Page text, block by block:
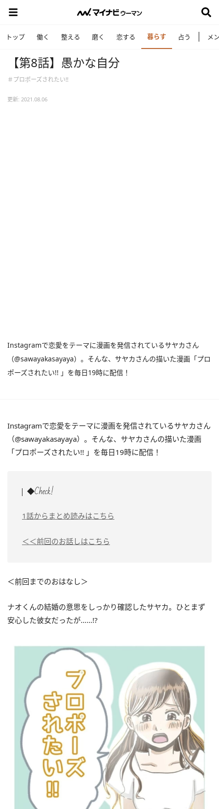
トップ 働く 整える 磨く 恋する 暮らす 占う メ
【第8話】愚かな自分
＃プロポーズされたい!!
更新: 2021.08.06
Instagramで恋愛をテーマに漫画を発信されているサヤカさん
（@sawayakasayaya）。そんな、サヤカさんの描いた漫画「プロ
ポーズされたい!! 」を毎日19時に配信！
Instagramで恋愛をテーマに漫画を発信されているサヤカさん
（@sawayakasayaya）。そんな、サヤカさんの描いた漫画
「プロポーズされたい!! 」を毎日19時に配信！
◆Check!
1話からまとめ読みはこちら
＜＜前回のお話しはこちら
＜前回までのおはなし＞
ナオくんの結婚の意思をしっかり確認したサヤカ。ひとまず
安心した彼女だったが……!?